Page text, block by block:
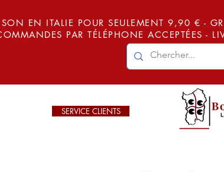
EN ITALIE POUR SEULEMENT 9,90 € -
PAR TÉLÉPHONE ACCEPTÉES -
SERVICE CLIENTS